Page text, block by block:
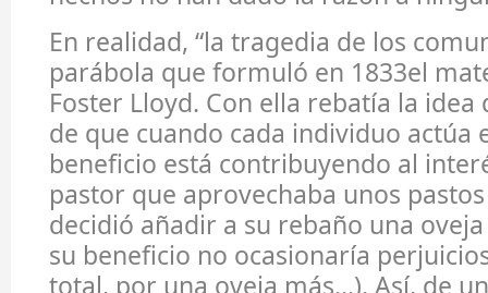
En realidad, “la tragedia de los
parábola que formuló en 1833el
Foster Lloyd. Con ella rebatía la idea
de que cuando cada individuo actúa
beneficio está contribuyendo al
pastor que aprovechaba unos
decidió añadir a su rebaño una
su beneficio no ocasionaría
total, por una oveja más…). Así, de